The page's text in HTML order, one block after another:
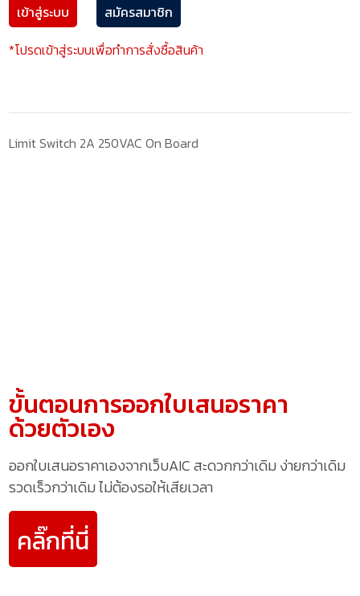
เข้าสู่ระบบ
สมัครสมาชิก
*โปรดเข้าสู่ระบบเพื่อทำการสั่งซื้อสินค้า
Limit Switch 2A 250VAC On Board
ขั้นตอนการออกใบเสนอราคา
ด้วยตัวเอง
ออกใบเสนอราคาเองจากเว็บAIC สะดวกกว่าเดิม ง่ายกว่าเดิม
รวดเร็วกว่าเดิม ไม่ต้องรอให้เสียเวลา
คลิ๊กที่นี่